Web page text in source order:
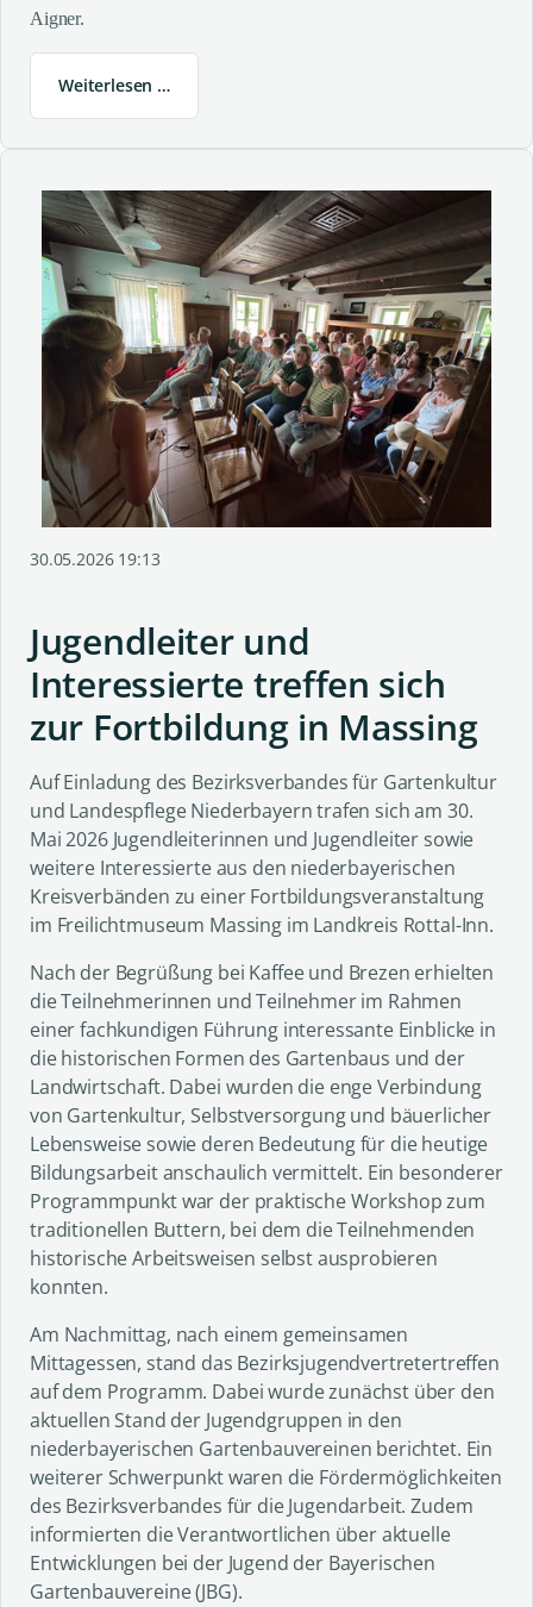
Aigner.
Weiterlesen …
30.05.2026 19:13
Jugendleiter und
Interessierte treffen sich
zur Fortbildung in Massing
Auf Einladung des Bezirksverbandes für Gartenkultur
und Landespflege Niederbayern trafen sich am 30.
Mai 2026 Jugendleiterinnen und Jugendleiter sowie
weitere Interessierte aus den niederbayerischen
Kreisverbänden zu einer Fortbildungsveranstaltung
im Freilichtmuseum Massing im Landkreis Rottal-Inn.
Nach der Begrüßung bei Kaffee und Brezen erhielten
die Teilnehmerinnen und Teilnehmer im Rahmen
einer fachkundigen Führung interessante Einblicke in
die historischen Formen des Gartenbaus und der
Landwirtschaft. Dabei wurden die enge Verbindung
von Gartenkultur, Selbstversorgung und bäuerlicher
Lebensweise sowie deren Bedeutung für die heutige
Bildungsarbeit anschaulich vermittelt. Ein besonderer
Programmpunkt war der praktische Workshop zum
traditionellen Buttern, bei dem die Teilnehmenden
historische Arbeitsweisen selbst ausprobieren
konnten.
Am Nachmittag, nach einem gemeinsamen
Mittagessen, stand das Bezirksjugendvertretertreffen
auf dem Programm. Dabei wurde zunächst über den
aktuellen Stand der Jugendgruppen in den
niederbayerischen Gartenbauvereinen berichtet. Ein
weiterer Schwerpunkt waren die Fördermöglichkeiten
des Bezirksverbandes für die Jugendarbeit. Zudem
informierten die Verantwortlichen über aktuelle
Entwicklungen bei der Jugend der Bayerischen
Gartenbauvereine (JBG).